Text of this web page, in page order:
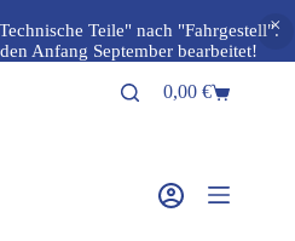
Teile" nach "Fahrgestell".
Anfang September bearbeitet!
Warenkorb
0,00€